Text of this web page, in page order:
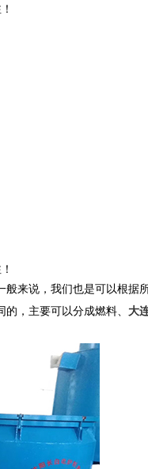
来说，我们也是可以根据
，主要可以分成燃料、 大